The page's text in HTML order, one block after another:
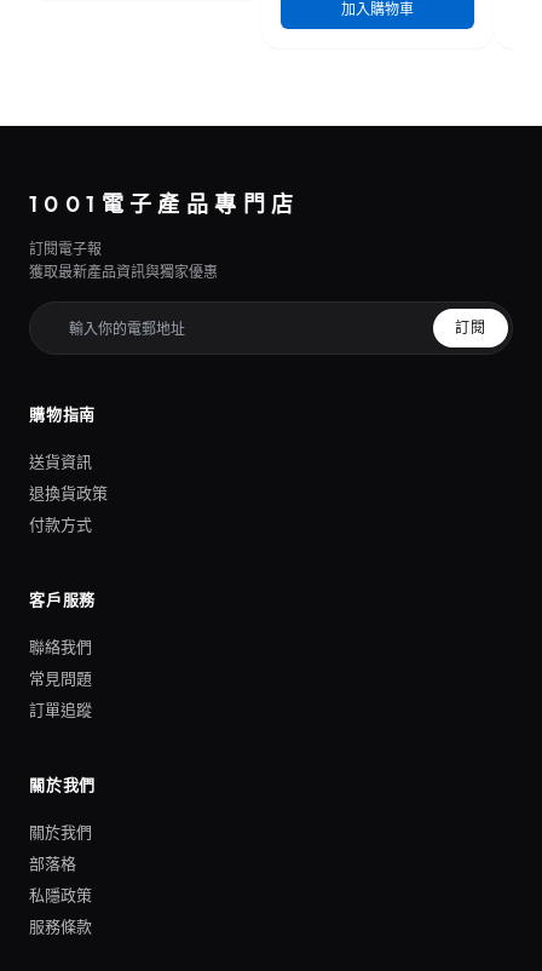
加入購物車
1001電子產品專門店
訂閱電子報
獲取最新產品資訊與獨家優惠
訂閱
購物指南
送貨資訊
退換貨政策
付款方式
客戶服務
聯絡我們
常見問題
訂單追蹤
關於我們
關於我們
部落格
私隱政策
服務條款